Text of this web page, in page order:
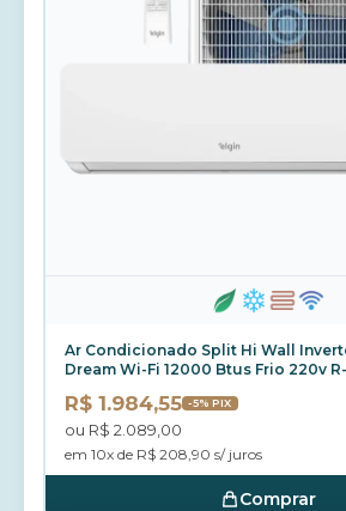
Ar Condicionado Split Hi Wall
Dream Wi-Fi 12000 Btus Frio 220v
R$ 1.984,55 -5% PIX
ou R$ 2.089,00
em 10x de R$ 208,90 s/ juros
Comprar